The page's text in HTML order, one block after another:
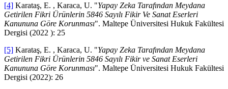
[4] Karataş, E. , Karaca, U. "Yapay Zeka Tarafından Meydana
Getirilen Fikri Ürünlerin 5846 Sayılı Fikir Ve Sanat Eserleri
Kanununa Göre Korunması". Maltepe Üniversitesi Hukuk Fakültesi
Dergisi (2022 ): 25
[5] Karataş, E. , Karaca, U. "Yapay Zeka Tarafından Meydana
Getirilen Fikri Ürünlerin 5846 Sayılı Fikir ve Sanat Eserleri
Kanununa Göre Korunması". Maltepe Üniversitesi Hukuk Fakültesi
Dergisi (2022): 26